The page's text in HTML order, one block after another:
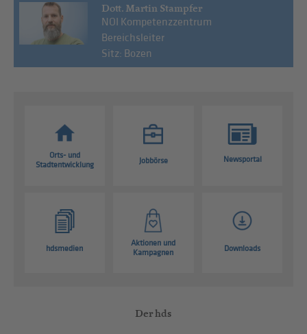
Dott. Martin Stampfer
NOI Kompetenzzentrum
Bereichsleiter
Sitz: Bozen
Orts- und
Stadtentwicklung
Jobbörse Newsportal
hdsmedien
Aktionen und
Kampagnen
Downloads
Der hds